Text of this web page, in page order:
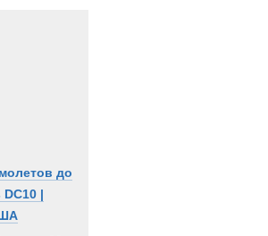
до
|